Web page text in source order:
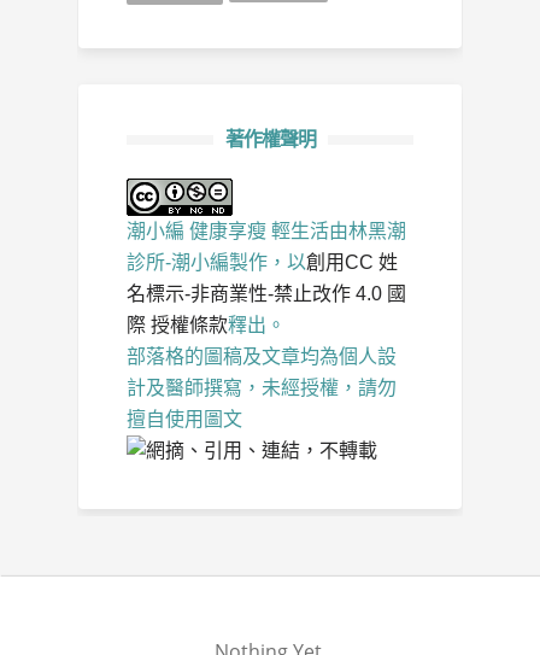
著作權聲明
潮小編 健康享瘦 輕生活由林黑潮
診所-潮小編製作，以創用CC 姓
名標示-非商業性-禁止改作 4.0 國
際 授權條款釋出。
部落格的圖稿及文章均為個人設
計及醫師撰寫，未經授權，請勿
擅自使用圖文